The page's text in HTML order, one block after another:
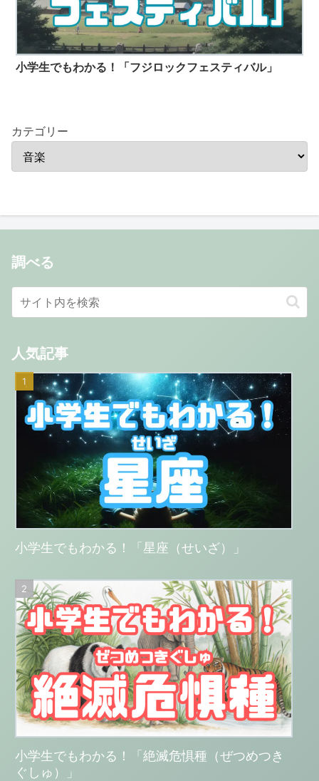
小学生でもわかる！「フジロックフェスティバル」
カテゴリー
調べる
人気記事
小学生でもわかる！「星座（せいざ）」
小学生でもわかる！「絶滅危惧種（ぜつめつき
ぐしゅ）」